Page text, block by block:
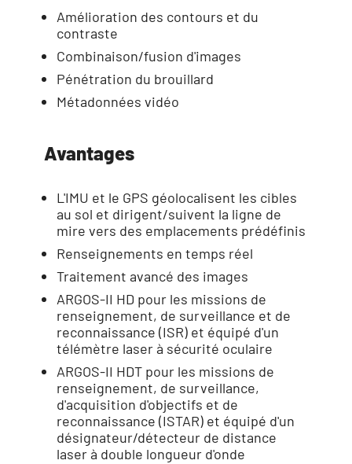
Amélioration des contours et du
contraste
Combinaison/fusion d'images
Pénétration du brouillard
Métadonnées vidéo
Avantages
L'IMU et le GPS géolocalisent les cibles
au sol et dirigent/suivent la ligne de
mire vers des emplacements prédéfinis
Renseignements en temps réel
Traitement avancé des images
ARGOS-II HD pour les missions de
renseignement, de surveillance et de
reconnaissance (ISR) et équipé d'un
télémètre laser à sécurité oculaire
ARGOS-II HDT pour les missions de
renseignement, de surveillance,
d'acquisition d'objectifs et de
reconnaissance (ISTAR) et équipé d'un
désignateur/détecteur de distance
laser à double longueur d'onde